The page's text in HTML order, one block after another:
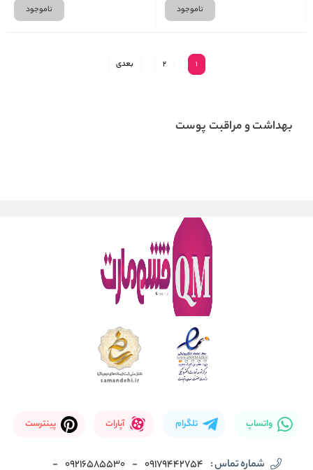
ناموجود ناموجود
1
2 بعدی
بهداشت و مراقبت پوست
واتساپ تلگرام آپارات پینترست
شماره تماس : 09179442754
-
09216585530
-